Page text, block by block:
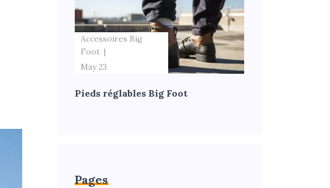
Accessoires Big
Foot
May 23
Pieds réglables Big Foot
Pages